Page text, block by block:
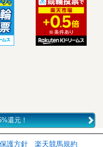
還元！
護方針 楽天競馬規約